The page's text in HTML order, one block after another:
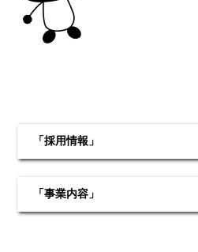
「採用情報」
「事業内容」